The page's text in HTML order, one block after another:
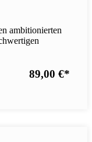
ambitionierten
89,00 €*